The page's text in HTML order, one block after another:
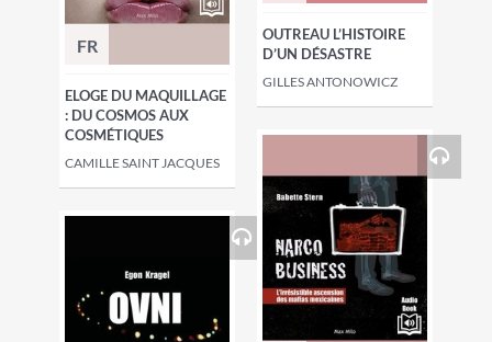
FR
ELOGE DU MAQUILLAGE
: DU COSMOS AUX
COSMÉTIQUES
CAMILLE SAINT JACQUES
OUTREAU L’HISTOIRE
D’UN DÉSASTRE
GILLES ANTONOWICZ